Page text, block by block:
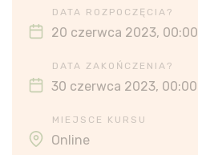
DATA ROZPOCZĘCIA?
20 czerwca 2023, 00:00
DATA ZAKOŃCZENIA?
30 czerwca 2023, 00:00
MIEJSCE KURSU
Online